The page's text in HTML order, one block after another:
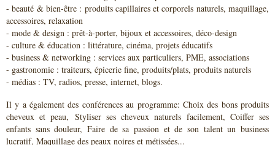
- beauté & bien-être : produits capillaires et corporels naturels, maquillage,
accessoires, relaxation
- mode & design : prêt-à-porter, bijoux et accessoires, déco-design
- culture & éducation : littérature, cinéma, projets éducatifs
- business & networking : services aux particuliers, PME, associations
- gastronomie : traiteurs, épicerie fine, produits/plats, produits naturels
- médias : TV, radios, presse, internet, blogs.
Il y a également des conférences au programme: Choix des bons produits
cheveux et peau, Styliser ses cheveux naturels facilement, Coiffer ses
enfants sans douleur, Faire de sa passion et de son talent un business
lucratif, Maquillage des peaux noires et métissées...